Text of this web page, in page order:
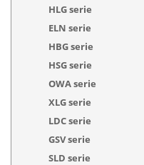
HLG serie
ELN serie
HBG serie
HSG serie
OWA serie
XLG serie
LDC serie
GSV serie
SLD serie